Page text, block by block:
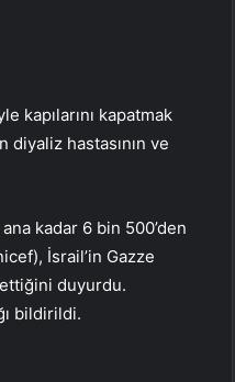
kapılarını kapatmak
diyaliz hastasının ve
ana kadar 6 bin 500’den
İsrail’in Gazze
duyurdu.
bildirildi.